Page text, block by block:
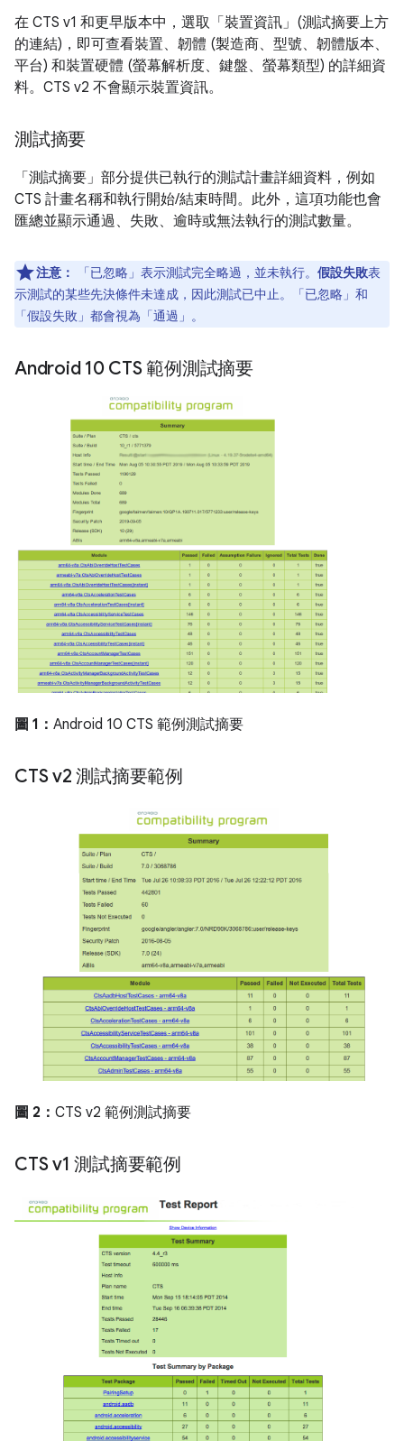
在 CTS v1 和更早版本中，選取「裝置資訊」(測試摘要上方
的連結)，即可查看裝置、韌體 (製造商、型號、韌體版本、
平台) 和裝置硬體 (螢幕解析度、鍵盤、螢幕類型) 的詳細資
料。CTS v2 不會顯示裝置資訊。
測試摘要
「測試摘要」 部分提供已執行的測試計畫詳細資料，例如
CTS 計畫名稱和執行開始/結束時間。此外，這項功能也會
匯總並顯示通過、失敗、逾時或無法執行的測試數量。
注意： 「已忽略」 表示測試完全略過，並未執行。 假設失敗表
示測試的某些先決條件未達成，因此測試已中止。「已忽略」和
「假設失敗」都會視為「通過」。
Android 10 CTS 範例測試摘要
圖 1： Android 10 CTS 範例測試摘要
CTS v2 測試摘要範例
圖 2： CTS v2 範例測試摘要
CTS v1 測試摘要範例